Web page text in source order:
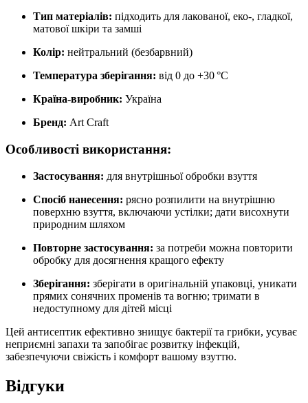
Тип матеріалів: підходить для лакованої, еко-, гладкої,
матової шкіри та замші
Колір: нейтральний (безбарвний)
Температура зберігання: від 0 до +30 °C
Країна-виробник: Україна
Бренд: Art Craft
Особливості використання:
Застосування: для внутрішньої обробки взуття
Спосіб нанесення: рясно розпилити на внутрішню
поверхню взуття, включаючи устілки; дати висохнути
природним шляхом
Повторне застосування: за потреби можна повторити
обробку для досягнення кращого ефекту
Зберігання: зберігати в оригінальній упаковці, уникати
прямих сонячних променів та вогню; тримати в
недоступному для дітей місці
Цей антисептик ефективно знищує бактерії та грибки, усуває
неприємні запахи та запобігає розвитку інфекцій,
забезпечуючи свіжість і комфорт вашому взуттю.
Відгуки